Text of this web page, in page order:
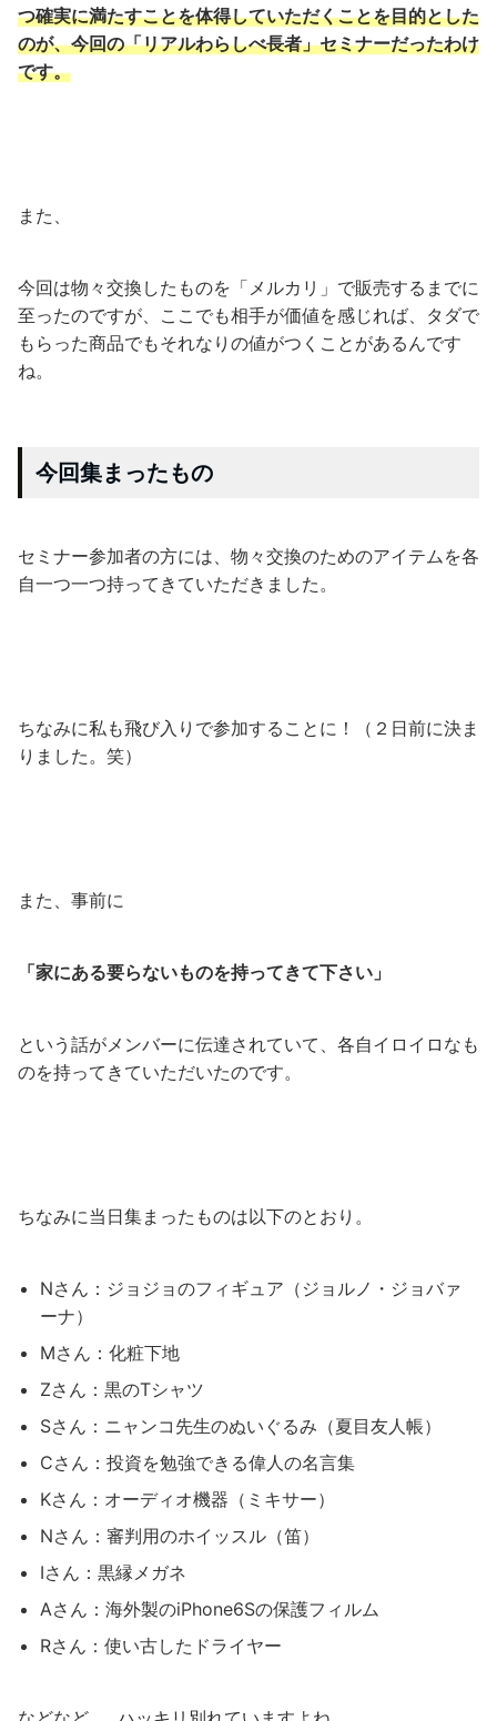
つ確実に満たすことを体得していただくことを目的とした
のが、今回の「リアルわらしべ長者」セミナーだったわけ
です。
また、
今回は物々交換したものを「メルカリ」で販売するまでに
至ったのですが、ここでも相手が価値を感じれば、タダで
もらった商品でもそれなりの値がつくことがあるんです
ね。
今回集まったもの
セミナー参加者の方には、物々交換のためのアイテムを各
自一つ一つ持ってきていただきました。
ちなみに私も飛び入りで参加することに！（２日前に決ま
りました。笑）
また、事前に
「家にある要らないものを持ってきて下さい」
という話がメンバーに伝達されていて、各自イロイロなも
のを持ってきていただいたのです。
ちなみに当日集まったものは以下のとおり。
Nさん：ジョジョのフィギュア（ジョルノ・ジョバァ
ーナ）
Mさん：化粧下地
Zさん：黒のTシャツ
Sさん：ニャンコ先生のぬいぐるみ（夏目友人帳）
Cさん：投資を勉強できる偉人の名言集
Kさん：オーディオ機器（ミキサー）
Nさん：審判用のホイッスル（笛）
Iさん：黒縁メガネ
Aさん：海外製のiPhone6Sの保護フィルム
Rさん：使い古したドライヤー